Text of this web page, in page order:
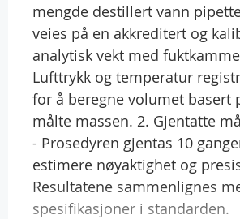
mengde destillert vann
veies på en akkreditert og
analytisk vekt med
Lufttrykk og temperatur
for å beregne volumet basert
målte massen. 2. Gjentatte
- Prosedyren gjentas 10
estimere nøyaktighet og
Resultatene sammenlignes
spesifikasjoner i standarden.